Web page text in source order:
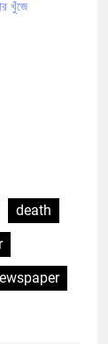
খুঁজে
death